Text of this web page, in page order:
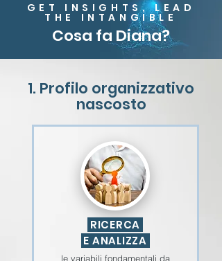
GET INSIGHTS, LEAD
THE INTANGIBLE
Cosa fa Diana?
1. Profilo organizzativo
nascosto
RICERCA
E ANALIZZA
le variabili fondamentali da